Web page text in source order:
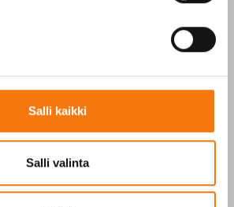
Salli kaikki
Salli valinta